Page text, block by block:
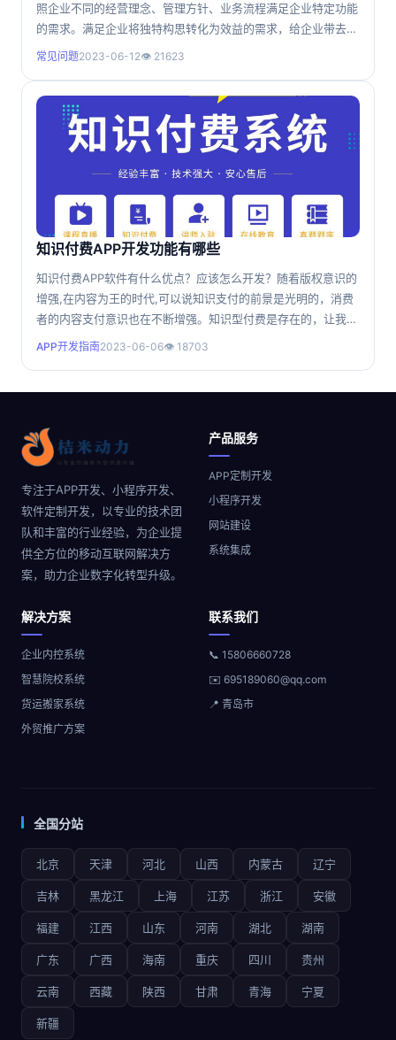
照企业不同的经营理念、管理方针、业务流程满足企业特定功能
的需求。满足企业将独特构思转化为效益的需求，给企业带去更
大的经济效益。 首先要明确自身的需求，在软件定制开发前
期的功能开发更符合实际需要。 另外软件开发完成之后，保
证正常运
常见问题2023-06-12👁 21623
知识付费APP开发功能有哪些
知识付费APP软件有什么优点？应该怎么开发？随着版权意识的
增强,在内容为王的时代,可以说知识支付的前景是光明的，消费
者的内容支付意识也在不断增强。知识型付费是存在的，让我们
能够获得更多专业、更有意义的内容，针对市场对知识内容板块
APP开发指南2023-06-06👁 18703
专注于APP开发、小程序开发、
软件定制开发，以专业的技术团
队和丰富的行业经验，为企业提
供全方位的移动互联网解决方
案，助力企业数字化转型升级。
产品服务
APP定制开发
小程序开发
网站建设
系统集成
解决方案
企业内控系统
智慧院校系统
货运搬家系统
外贸推广方案
联系我们
📞 15806660728
✉️ 695189060@qq.com
📍 青岛市
全国分站
北京 天津 河北 山西 内蒙古 辽宁
吉林 黑龙江 上海 江苏 浙江 安徽
福建 江西 山东 河南 湖北 湖南
广东 广西 海南 重庆 四川 贵州
云南 西藏 陕西 甘肃 青海 宁夏
新疆